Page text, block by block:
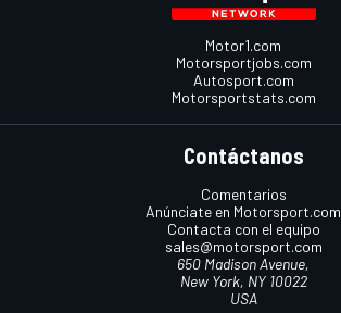
Motor1.com
Motorsportjobs.com
Autosport.com
Motorsportstats.com
Contáctanos
Comentarios
Anúnciate en Motorsport.com
Contacta con el equipo
sales@motorsport.com
650 Madison Avenue,
New York, NY 10022
USA